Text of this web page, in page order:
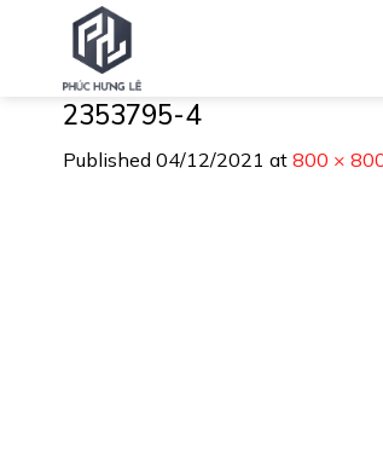
2353795-4
Published 04/12/2021 at 800 ×